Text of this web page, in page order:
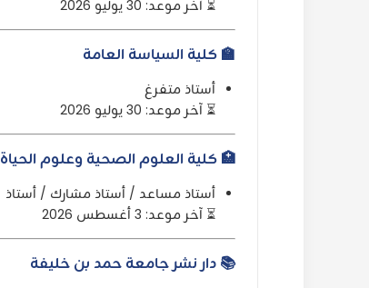
⏳ آخر موعد: 30 يوليو 2026
🏫 كلية السياسة العامة
أستاذ متفرغ
⏳ آخر موعد: 30 يوليو 2026
🏥 كلية العلوم الصحية وعلوم الحياة
أستاذ مساعد / أستاذ مشارك / أستاذ
⏳ آخر موعد: 3 أغسطس 2026
📚 دار نشر جامعة حمد بن خليفة